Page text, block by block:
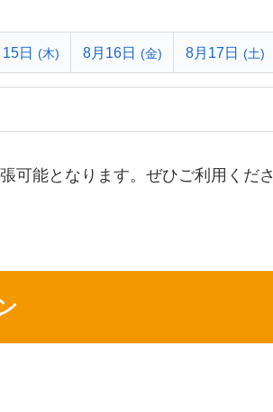
日 (木) 8月16日 (金) 8月17日 (土)
可能となります。ぜひご利用くださ